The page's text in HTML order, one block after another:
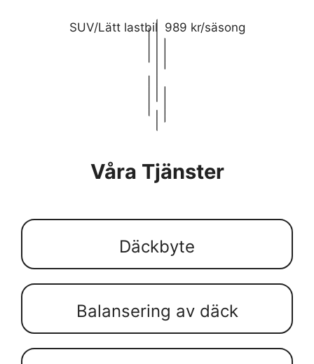
SUV/Lätt lastbil 989 kr/säsong
Våra Tjänster
Däckbyte
Balansering av däck